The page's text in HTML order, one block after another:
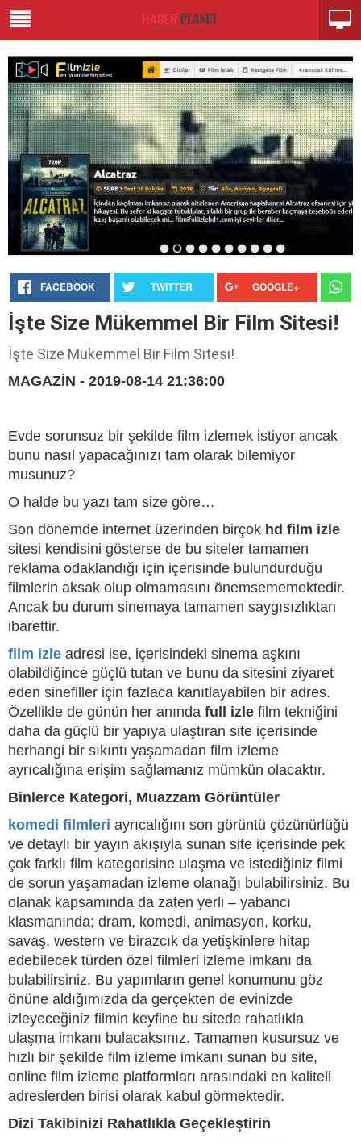
FACEBOOK TWITTER GOOGLE+
İşte Size Mükemmel Bir Film Sitesi!
İşte Size Mükemmel Bir Film Sitesi!
MAGAZİN - 2019-08-14 21:36:00
Evde sorunsuz bir şekilde film izlemek istiyor ancak
bunu nasıl yapacağınızı tam olarak bilemiyor
musunuz?
O halde bu yazı tam size göre…
Son dönemde internet üzerinden birçok hd film izle
sitesi kendisini gösterse de bu siteler tamamen
reklama odaklandığı için içerisinde bulundurduğu
filmlerin aksak olup olmamasını önemsememektedir.
Ancak bu durum sinemaya tamamen saygısızlıktan
ibarettir.
film izle adresi ise, içerisindeki sinema aşkını
olabildiğince güçlü tutan ve bunu da sitesini ziyaret
eden sinefiller için fazlaca kanıtlayabilen bir adres.
Özellikle de günün her anında full izle film tekniğini
daha da güçlü bir yapıya ulaştıran site içerisinde
herhangi bir sıkıntı yaşamadan film izleme
ayrıcalığına erişim sağlamanız mümkün olacaktır.
Binlerce Kategori, Muazzam Görüntüler
komedi filmleri ayrıcalığını son görüntü çözünürlüğü
ve detaylı bir yayın akışıyla sunan site içerisinde pek
çok farklı film kategorisine ulaşma ve istediğiniz filmi
de sorun yaşamadan izleme olanağı bulabilirsiniz. Bu
olanak kapsamında da zaten yerli – yabancı
klasmanında; dram, komedi, animasyon, korku,
savaş, western ve birazcık da yetişkinlere hitap
edebilecek türden özel filmleri izleme imkanı da
bulabilirsiniz. Bu yapımların genel konumunu göz
önüne aldığımızda da gerçekten de evinizde
izleyeceğiniz filmin keyfine bu sitede rahatlıkla
ulaşma imkanı bulacaksınız. Tamamen kusursuz ve
hızlı bir şekilde film izleme imkanı sunan bu site,
online film izleme platformları arasındaki en kaliteli
adreslerden birisi olarak kabul görmektedir.
Dizi Takibinizi Rahatlıkla Geçekleştirin